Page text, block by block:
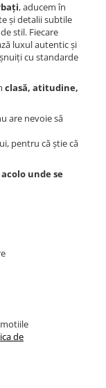
, aducem în
și detalii subtile
stil. Fiecare
luxul autentic și
cu standarde
clasă, atitudine,
are nevoie să
pentru că știe că
unde se
de